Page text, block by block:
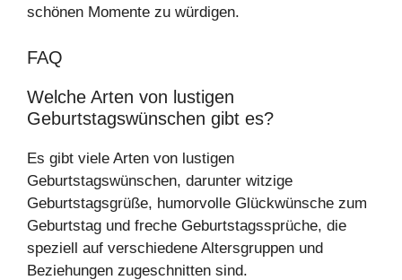
schönen Momente zu würdigen.
FAQ
Welche Arten von lustigen
Geburtstagswünschen gibt es?
Es gibt viele Arten von lustigen
Geburtstagswünschen, darunter witzige
Geburtstagsgrüße, humorvolle Glückwünsche zum
Geburtstag und freche Geburtstagssprüche, die
speziell auf verschiedene Altersgruppen und
Beziehungen zugeschnitten sind.